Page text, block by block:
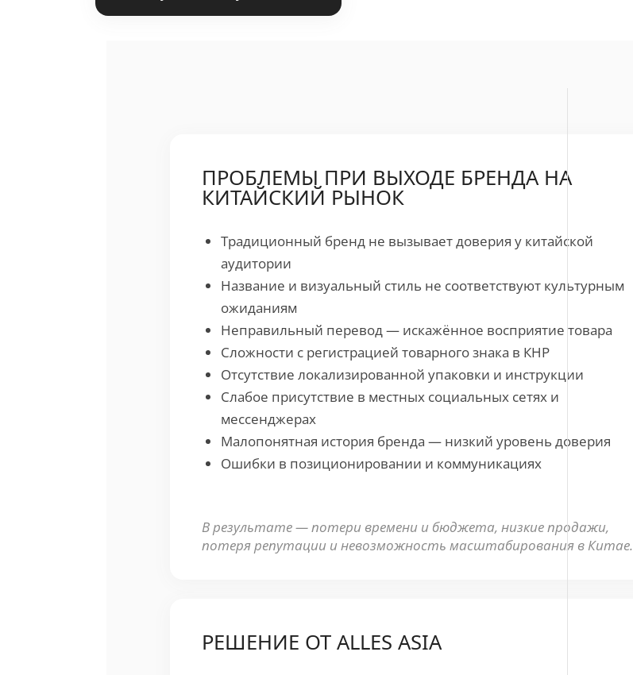
ПРОБЛЕМЫ ПРИ ВЫХОДЕ БРЕНДА НА
КИТАЙСКИЙ РЫНОК
Традиционный бренд не вызывает доверия у китайской
аудитории
Название и визуальный стиль не соответствуют культурным
ожиданиям
Неправильный перевод — искажённое восприятие товара
Сложности с регистрацией товарного знака в КНР
Отсутствие локализированной упаковки и инструкции
Слабое присутствие в местных социальных сетях и
мессенджерах
Малопонятная история бренда — низкий уровень доверия
Ошибки в позиционировании и коммуникациях
В результате — потери времени и бюджета, низкие продажи,
потеря репутации и невозможность масштабирования в Китае.
РЕШЕНИЕ ОТ ALLES ASIA